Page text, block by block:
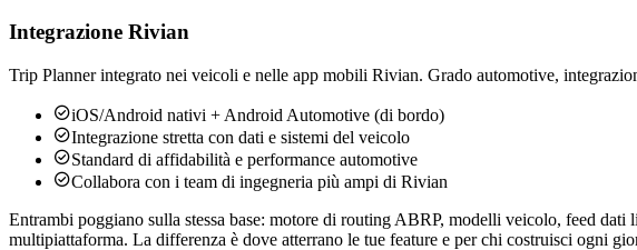
Integrazione Rivian
Trip Planner integrato nei veicoli e nelle app mobili Rivian. Grado automotive,
iOS/Android nativi + Android Automotive (di bordo)
Integrazione stretta con dati e sistemi del veicolo
Standard di affidabilità e performance automotive
Collabora con i team di ingegneria più ampi di Rivian
Entrambi poggiano sulla stessa base: motore di routing ABRP, modelli veicolo, feed dati
multipiattaforma. La differenza è dove atterrano le tue feature e per chi costruisci ogni